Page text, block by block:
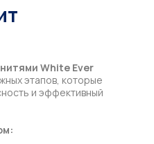
White Ever
этапов, которые
и эффективный